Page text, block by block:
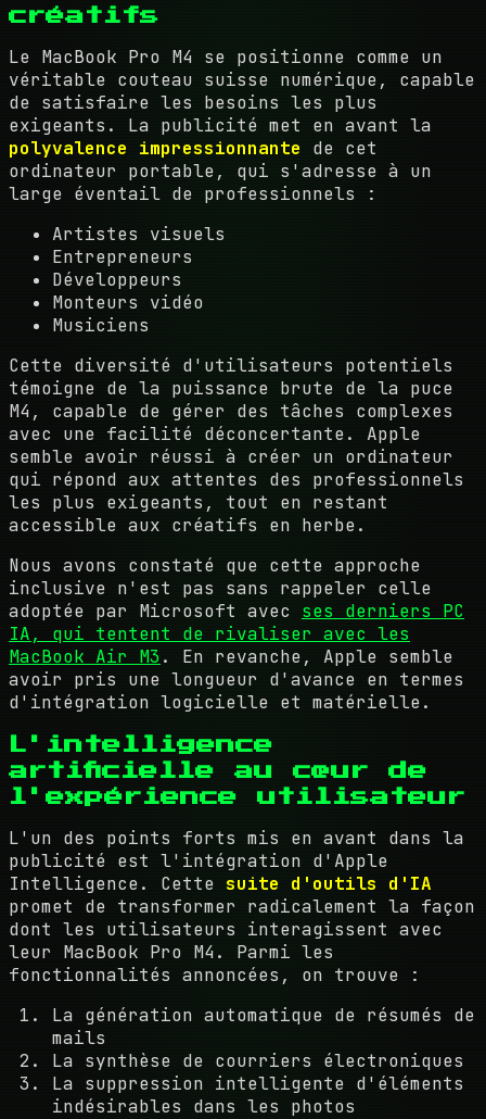
créatifs
Le MacBook Pro M4 se positionne comme un
véritable couteau suisse numérique, capable
de satisfaire les besoins les plus
exigeants. La publicité met en avant la
polyvalence impressionnante de cet
ordinateur portable, qui s'adresse à un
large éventail de professionnels :
Artistes visuels
Entrepreneurs
Développeurs
Monteurs vidéo
Musiciens
Cette diversité d'utilisateurs potentiels
témoigne de la puissance brute de la puce
M4, capable de gérer des tâches complexes
avec une facilité déconcertante. Apple
semble avoir réussi à créer un ordinateur
qui répond aux attentes des professionnels
les plus exigeants, tout en restant
accessible aux créatifs en herbe.
Nous avons constaté que cette approche
inclusive n'est pas sans rappeler celle
adoptée par Microsoft avec ses derniers PC
IA, qui tentent de rivaliser avec les
MacBook Air M3. En revanche, Apple semble
avoir pris une longueur d'avance en termes
d'intégration logicielle et matérielle.
L'intelligence
artificielle au cœur de
l'expérience utilisateur
L'un des points forts mis en avant dans la
publicité est l'intégration d'Apple
Intelligence. Cette suite d'outils d'IA
promet de transformer radicalement la façon
dont les utilisateurs interagissent avec
leur MacBook Pro M4. Parmi les
fonctionnalités annoncées, on trouve :
La génération automatique de résumés de
mails
La synthèse de courriers électroniques
La suppression intelligente d'éléments
indésirables dans les photos